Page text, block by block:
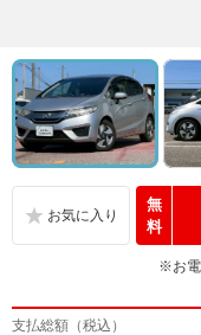
無
料
※お電
支払総額（税込）